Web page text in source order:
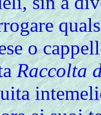
o
Raccolta